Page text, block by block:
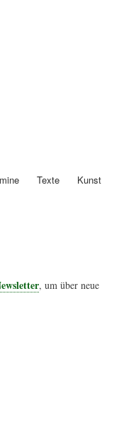
Texte Kunst
, um über neue